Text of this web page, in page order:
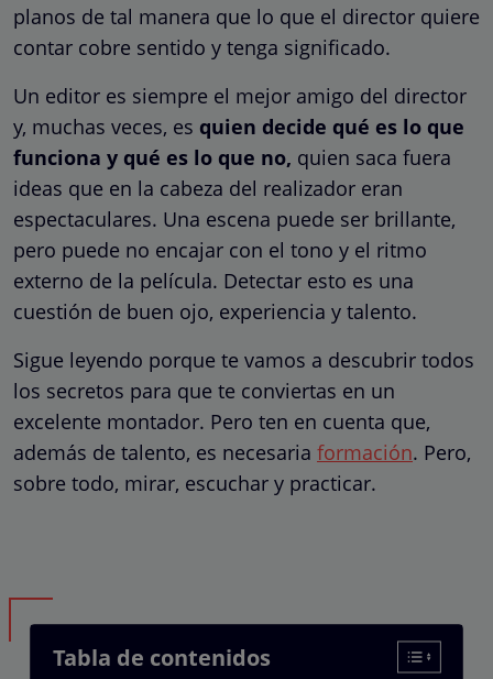
planos de tal manera que lo que el director quiere
contar cobre sentido y tenga significado.
Un editor es siempre el mejor amigo del director
y, muchas veces, es quien decide qué es lo que
funciona y qué es lo que no, quien saca fuera
ideas que en la cabeza del realizador eran
espectaculares. Una escena puede ser brillante,
pero puede no encajar con el tono y el ritmo
externo de la película. Detectar esto es una
cuestión de buen ojo, experiencia y talento.
Sigue leyendo porque te vamos a descubrir todos
los secretos para que te conviertas en un
excelente montador. Pero ten en cuenta que,
además de talento, es necesaria formación. Pero,
sobre todo, mirar, escuchar y practicar.
Tabla de contenidos